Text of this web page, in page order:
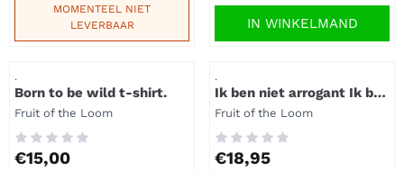
MOMENTEEL NIET
LEVERBAAR
IN WINKELMAND
Artikelnummer
.
Born to be wild t-shirt.
Merk:
Fruit of the Loom
Prijs: 15,00
€15,00
Artikelnummer
.
Ik ben niet arrogant Ik ben
gewoon de beste t-shirt.
Merk:
Fruit of the Loom
Prijs: 18,95
€18,95